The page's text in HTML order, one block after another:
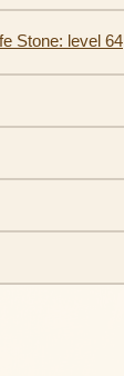
Stone: level 64